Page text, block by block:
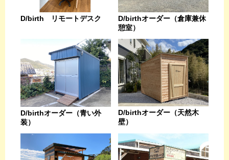
D/birth リモートデスク
D/birthオーダー（倉庫兼休
憩室）
D/birthオーダー（青い外
装）
D/birthオーダー（天然木
壁）